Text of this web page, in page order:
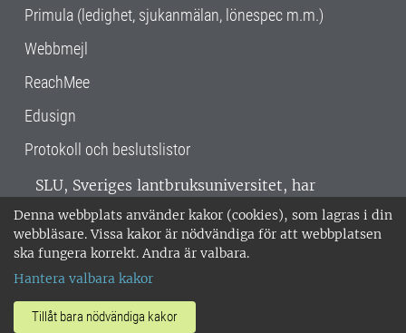
Denna webbplats använder kakor (cookies), som lagras i din
webbläsare. Vissa kakor är nödvändiga för att webbplatsen
ska fungera korrekt. Andra är valbara.
Hantera valbara kakor
Tillåt bara nödvändiga kakor
Primula (ledighet, sjukanmälan, lönespec m.m.)
Webbmejl
ReachMee
Edusign
Protokoll och beslutslistor
SLU, Sveriges lantbruksuniversitet, har
verksamhet över hela Sverige. Huvudorter är
Alnarp, Uppsala och Umeå.SLU är
miljöcertifierat enligt ISO 14001. •
018-67 10 00 • Org nr: 202100-2817 •
Om SLU:s webbplatser